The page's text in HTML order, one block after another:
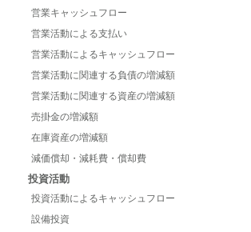
営業キャッシュフロー
営業活動による支払い
営業活動によるキャッシュフロー
営業活動に関連する負債の増減額
営業活動に関連する資産の増減額
売掛金の増減額
在庫資産の増減額
減価償却・減耗費・償却費
投資活動
投資活動によるキャッシュフロー
設備投資